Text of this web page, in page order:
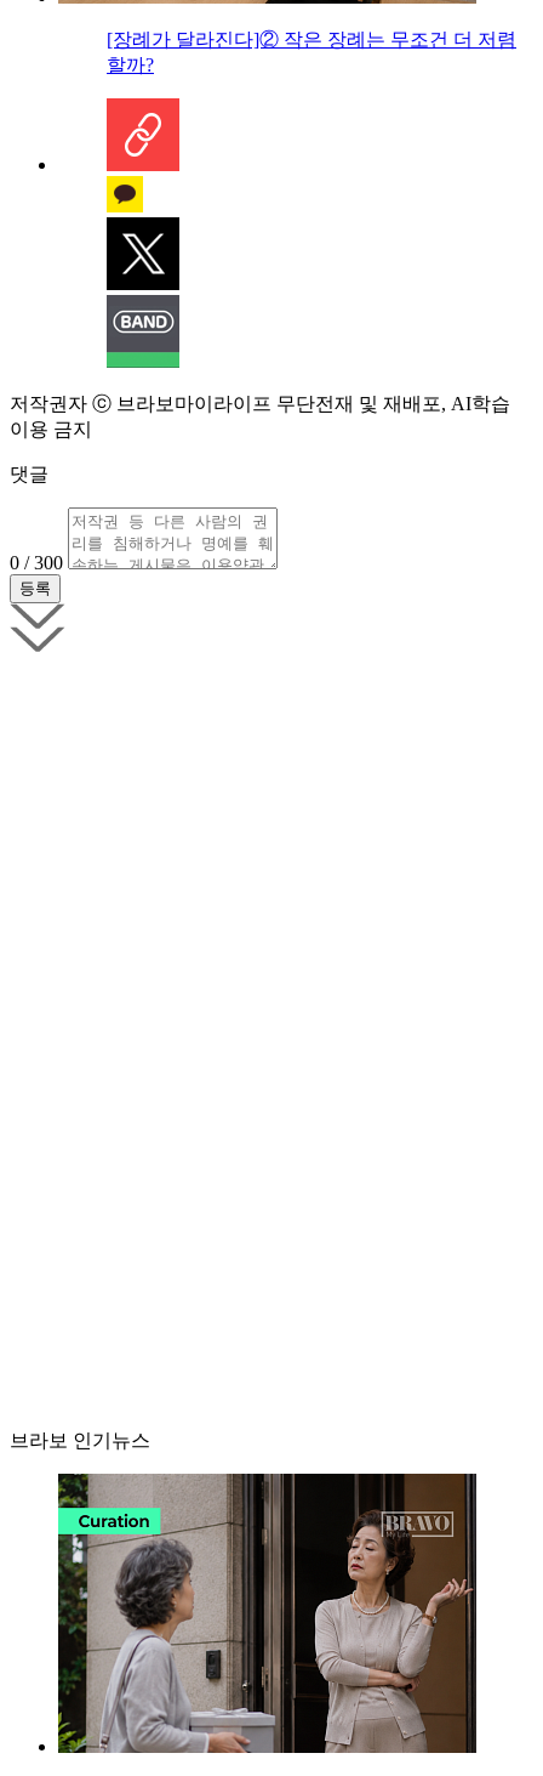
[장례가 달라진다]② 작은 장례는 무조건 더 저렴
할까?
저작권자 ⓒ 브라보마이라이프 무단전재 및 재배포, AI학습
이용 금지
댓글
0 / 300
브라보 인기뉴스